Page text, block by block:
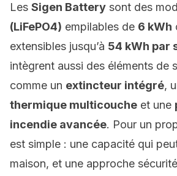
Les Sigen Battery sont des
(LiFePO4) empilables de 6 kWh
extensibles jusqu’à 54 kWh par
intègrent aussi des éléments de
comme un extincteur intégré,
thermique multicouche et une
incendie avancée. Pour un
est simple : une capacité qui
maison, et une approche